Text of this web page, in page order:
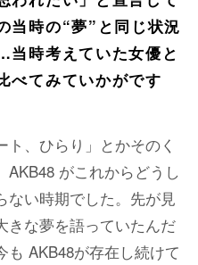
当時の“夢”と同じ状況
時考えていた女優と
べてみていかがです
、ひらり」とかそのく
AKB48 がこれからどうし
ない時期でした。先が見
きな夢を語っていたんだ
AKB48が存在し続けて